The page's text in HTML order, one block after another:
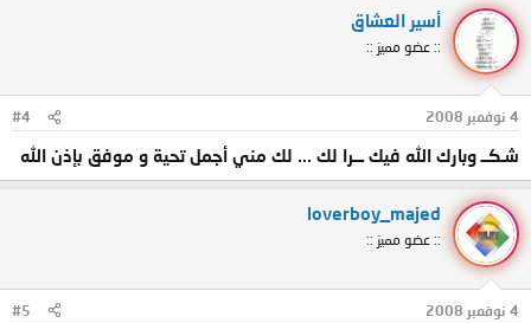
أسير العشاق
:: عضو مميز ::
4 نوفمبر 2008 #4
شـكــ وبارك الله فيك ـــرا لك ... لك مني أجمل تحية و موفق بإذن الله
loverboy_majed
:: عضو مميز ::
4 نوفمبر 2008 #5